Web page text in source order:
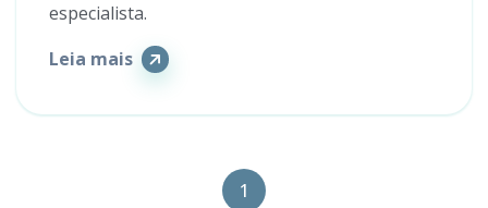
especialista.
Leia mais
1